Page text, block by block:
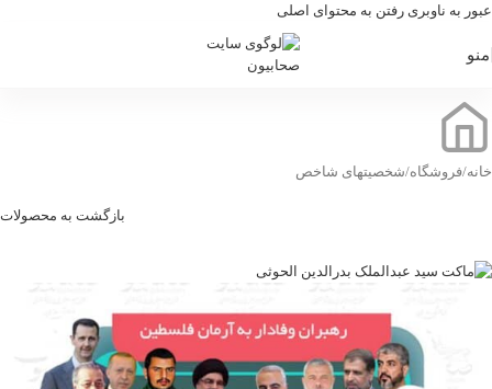
عبور به ناوبری رفتن به محتوای اصلی
منو
خانه/فروشگاه/شخصیتهای شاخص
بازگشت به محصولات